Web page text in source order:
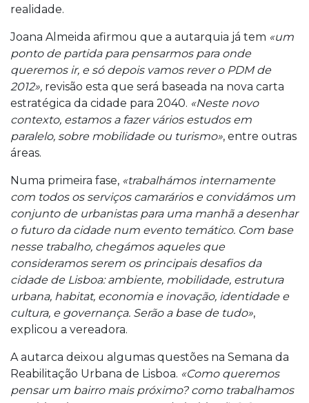
realidade.
Joana Almeida afirmou que a autarquia já tem «um
ponto de partida para pensarmos para onde
queremos ir, e só depois vamos rever o PDM de
2012», revisão esta que será baseada na nova carta
estratégica da cidade para 2040. «Neste novo
contexto, estamos a fazer vários estudos em
paralelo, sobre mobilidade ou turismo», entre outras
áreas.
Numa primeira fase, «trabalhámos internamente
com todos os serviços camarários e convidámos um
conjunto de urbanistas para uma manhã a desenhar
o futuro da cidade num evento temático. Com base
nesse trabalho, chegámos aqueles que
consideramos serem os principais desafios da
cidade de Lisboa: ambiente, mobilidade, estrutura
urbana, habitat, economia e inovação, identidade e
cultura, e governança. Serão a base de tudo»,
explicou a vereadora.
A autarca deixou algumas questões na Semana da
Reabilitação Urbana de Lisboa. «Como queremos
pensar um bairro mais próximo? como trabalhamos